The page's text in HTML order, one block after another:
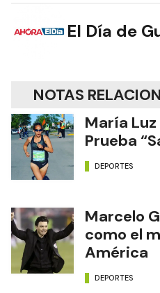
El Día de
NOTAS
María
Prueba
DEPORTES
Marcelo
como el
América
DEPORTES